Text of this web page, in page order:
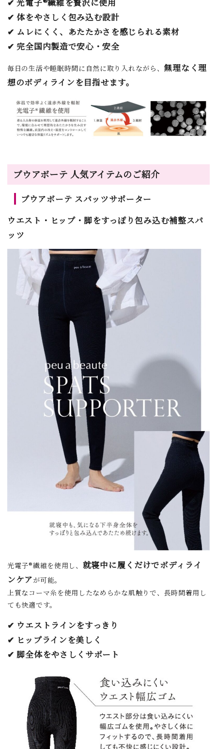
✔ 光電子®繊維を贅沢に使用
✔ 体をやさしく包み込む設計
✔ ムレにくく、あたたかさを感じられる素材
✔ 完全国内製造で安心・安全
毎日の生活や睡眠時間に自然に取り入れながら、 無理なく理
想のボディラインを目指せます。
プウアボーテ 人気アイテムのご紹介
プウアボーテ スパッツサポーター
ウエスト・ヒップ・脚をすっぽり包み込む補整スパ
ッツ
光電子®繊維を使用し、 就寝中に履くだけでボディライ
ンケアが可能。
上質なコーマ糸を使用したなめらかな肌触りで、長時間着用し
ても快適です。
✔ ウエストラインをすっきり
✔ ヒップラインを美しく
✔ 脚全体をやさしくサポート